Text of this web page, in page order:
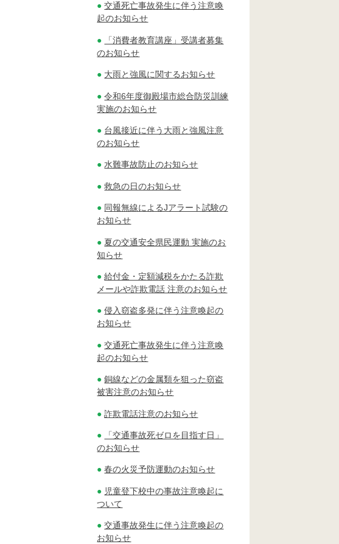
交通死亡事故発生に伴う注意喚
起のお知らせ
「消費者教育講座」受講者募集
のお知らせ
大雨と強風に関するお知らせ
令和6年度御殿場市総合防災訓練
実施のお知らせ
台風接近に伴う大雨と強風注意
のお知らせ
水難事故防止のお知らせ
救急の日のお知らせ
同報無線によるJアラート試験の
お知らせ
夏の交通安全県民運動 実施のお
知らせ
給付金・定額減税をかたる詐欺
メールや詐欺電話 注意のお知らせ
侵入窃盗多発に伴う注意喚起の
お知らせ
交通死亡事故発生に伴う注意喚
起のお知らせ
銅線などの金属類を狙った窃盗
被害注意のお知らせ
詐欺電話注意のお知らせ
「交通事故死ゼロを目指す日」
のお知らせ
春の火災予防運動のお知らせ
児童登下校中の事故注意喚起に
ついて
交通事故発生に伴う注意喚起の
お知らせ